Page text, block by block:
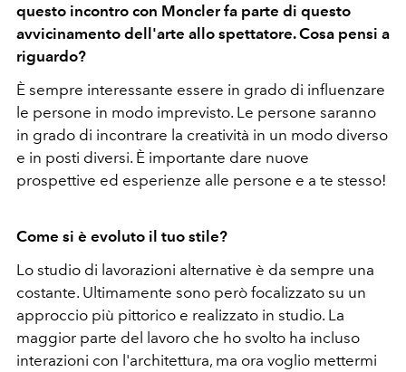
questo incontro con Moncler fa parte di questo
avvicinamento dell'arte allo spettatore. Cosa pensi a
riguardo?
È sempre interessante essere in grado di influenzare
le persone in modo imprevisto. Le persone saranno
in grado di incontrare la creatività in un modo diverso
e in posti diversi. È importante dare nuove
prospettive ed esperienze alle persone e a te stesso!
Come si è evoluto il tuo stile?
Lo studio di lavorazioni alternative è da sempre una
costante. Ultimamente sono però focalizzato su un
approccio più pittorico e realizzato in studio. La
maggior parte del lavoro che ho svolto ha incluso
interazioni con l'architettura, ma ora voglio mettermi